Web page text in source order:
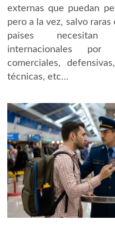
externas que puedan
pero a la vez, salvo
paises necesitan
internacionales por
comerciales,
técnicas, etc…